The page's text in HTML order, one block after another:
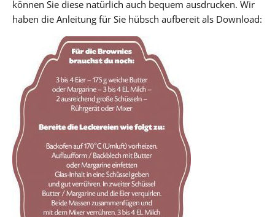
können Sie diese natürlich auch bequem ausdrucken. Wir
haben die Anleitung für Sie hübsch aufbereit als Download: